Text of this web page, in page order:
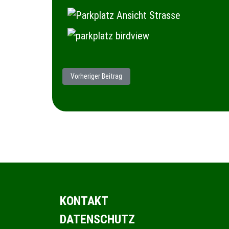
Vorheriger Beitrag: Landgasthaus Scheiblingstein ->
Vorheriger Beitrag
KONTAKT
DATENSCHUTZ